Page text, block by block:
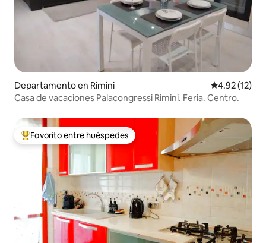
Departamento en Rimini Calificación
4.92 (12)
Casa de vacaciones Palacongressi Rimini. Feria. Centro.
De los mejores en Favorito entre huéspedes
Favorito entre huéspedes